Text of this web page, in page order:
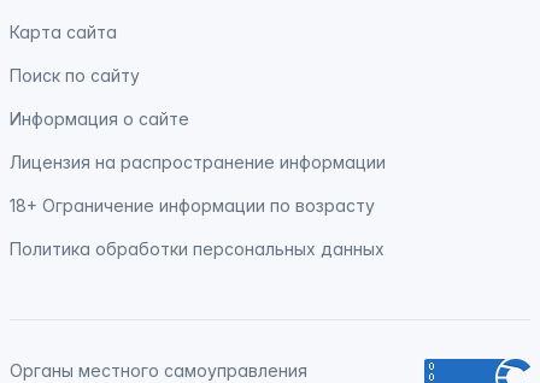
Карта сайта
Поиск по сайту
Информация о сайте
Лицензия на распространение информации
18+ Ограничение информации по возрасту
Политика обработки персональных данных
Органы местного самоуправления